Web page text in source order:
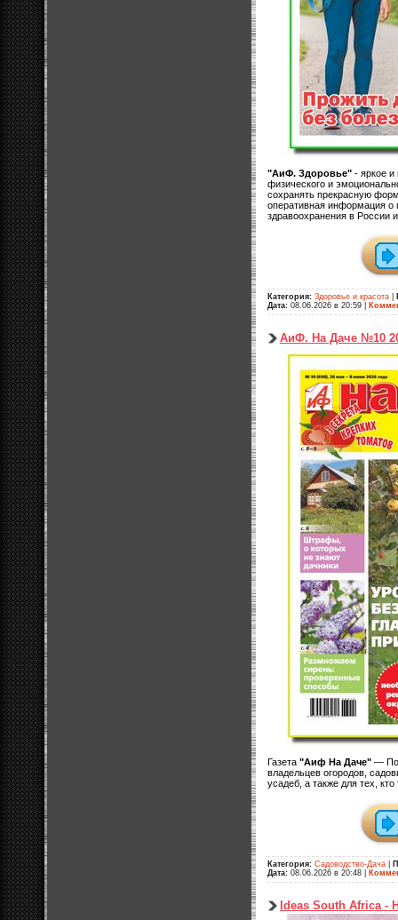
"АиФ. Здоровье" - яркое и
физического и
сохранять прекрасную
оперативная информация о
здравоохранения в России
Категория: Здоровье и красота
Дата: 08.06.2026 в 20:59
АиФ. На Даче №10
Газета "Аиф На Даче" —
владельцев огородов,
усадеб, а также для тех,
Категория: Садоводство-Дача
Дата: 08.06.2026 в 20:48
Ideas South Africa -